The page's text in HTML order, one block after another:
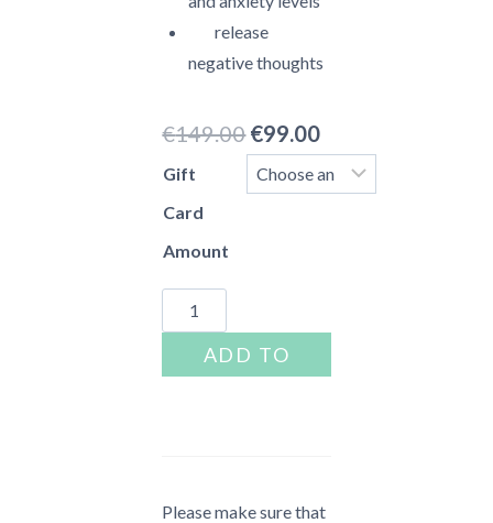
release
negative thoughts
€149.00Original
price
€99.00Current
price
Gift
Card
Amount
Gift
Card
ADD TO
Please make sure that